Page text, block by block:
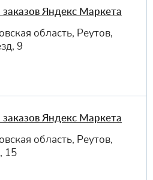
Яндекс Маркета
область, Реутов,
9
Яндекс Маркета
область, Реутов,
15